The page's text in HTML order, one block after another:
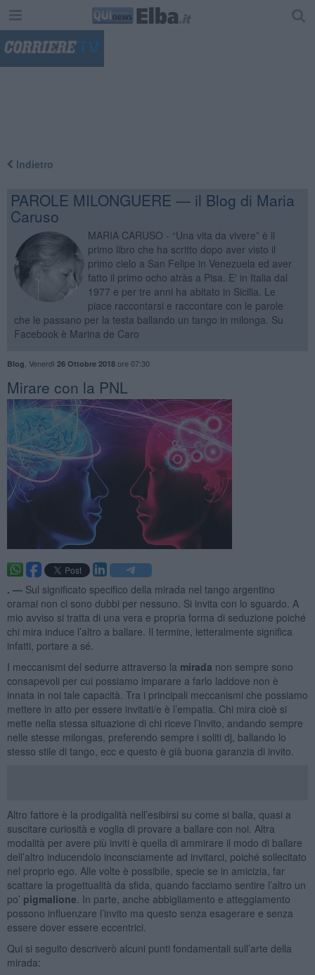
Indietro
PAROLE MILONGUERE — il Blog di Maria
Caruso
MARIA CARUSO - “Una vita da vivere” è il
primo libro che ha scritto dopo aver visto il
primo cielo a San Felipe in Venezuela ed aver
fatto il primo ocho atràs a Pisa. E' in Italia dal
1977 e per tre anni ha abitato in Sicilia. Le
piace raccontarsi e raccontare con le parole
che le passano per la testa ballando un tango in milonga. Su
Facebook è Marina de Caro
Blog Venerdì 26 Ottobre 2018ore 07:30
Mirare con la PNL
. — Sul significato specifico della mirada nel tango argentino
oramai non ci sono dubbi per nessuno. Si invita con lo sguardo. A
mio avviso si tratta di una vera e propria forma di seduzione poiché
chi mira induce l’altro a ballare. Il termine, letteralmente significa
infatti, portare a sé.
I meccanismi del sedurre attraverso la mirada non sempre sono
consapevoli per cui possiamo imparare a farlo laddove non è
innata in noi tale capacità. Tra i principali meccanismi che possiamo
mettere in atto per essere invitati/e è l’empatia. Chi mira cioè si
mette nella stessa situazione di chi riceve l’invito, andando sempre
nelle stesse milongas, preferendo sempre i soliti dj, ballando lo
stesso stile di tango, ecc e questo è già buona garanzia di invito.
Altro fattore è la prodigalità nell’esibirsi su come si balla, quasi a
suscitare curiosità e voglia di provare a ballare con noi. Altra
modalità per avere più inviti è quella di ammirare il modo di ballare
dell’altro inducendolo inconsciamente ad invitarci, poiché sollecitato
nel proprio ego. Alle volte è possibile, specie se in amicizia, far
scattare la progettualità da sfida, quando facciamo sentire l’altro un
po’ pigmalione . In parte, anche abbigliamento e atteggiamento
possono influenzare l’invito ma questo senza esagerare e senza
essere dover essere eccentrici.
Qui si seguito descriverò alcuni punti fondamentali sull’arte della
mirada: